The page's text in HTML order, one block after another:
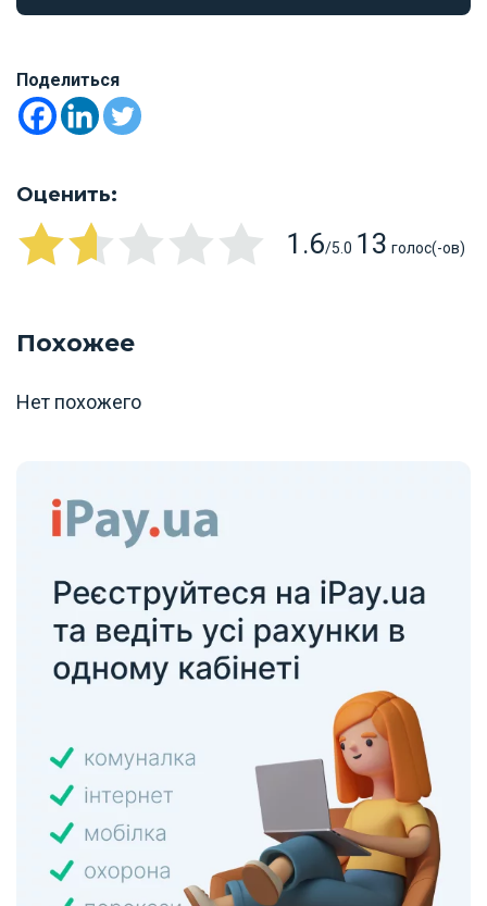
Поделиться
Оценить:
1.6/5.0 13 голос(-ов)
Похожее
Нет похожего